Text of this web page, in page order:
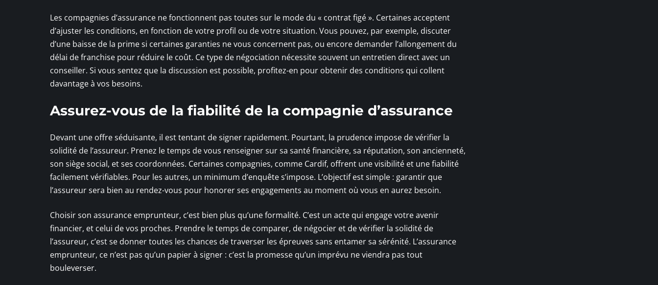
Les compagnies d’assurance ne fonctionnent pas toutes sur le mode du « contrat figé ». Certaines acceptent
d’ajuster les conditions, en fonction de votre profil ou de votre situation. Vous pouvez, par exemple, discuter
d’une baisse de la prime si certaines garanties ne vous concernent pas, ou encore demander l’allongement du
délai de franchise pour réduire le coût. Ce type de négociation nécessite souvent un entretien direct avec un
conseiller. Si vous sentez que la discussion est possible, profitez-en pour obtenir des conditions qui collent
davantage à vos besoins.
Assurez-vous de la fiabilité de la compagnie d’assurance
Devant une offre séduisante, il est tentant de signer rapidement. Pourtant, la prudence impose de vérifier la
solidité de l’assureur. Prenez le temps de vous renseigner sur sa santé financière, sa réputation, son ancienneté,
son siège social, et ses coordonnées. Certaines compagnies, comme Cardif, offrent une visibilité et une fiabilité
facilement vérifiables. Pour les autres, un minimum d’enquête s’impose. L’objectif est simple : garantir que
l’assureur sera bien au rendez-vous pour honorer ses engagements au moment où vous en aurez besoin.
Choisir son assurance emprunteur, c’est bien plus qu’une formalité. C’est un acte qui engage votre avenir
financier, et celui de vos proches. Prendre le temps de comparer, de négocier et de vérifier la solidité de
l’assureur, c’est se donner toutes les chances de traverser les épreuves sans entamer sa sérénité. L’assurance
emprunteur, ce n’est pas qu’un papier à signer : c’est la promesse qu’un imprévu ne viendra pas tout
bouleverser.